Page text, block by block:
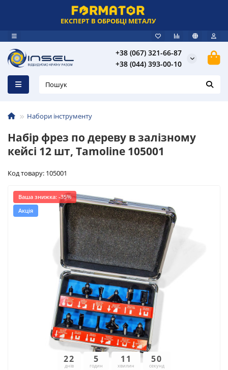
ЕКСПЕРТ В ОБРОБЦІ МЕТАЛУ
+38 (067) 321-66-87
+38 (044) 393-00-10
Набори інструменту
Набір фрез по дереву в залізному
кейсі 12 шт, Tamoline 105001
Код товару: 105001
Ваша знижка: -35%
Акція
22
днів
5
годин
11
хвилин
50
секунд